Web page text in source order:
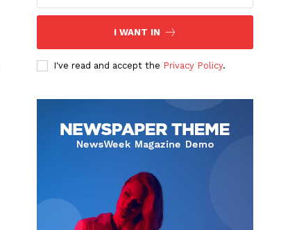
I WANT IN
I've read and accept the Privacy Policy.